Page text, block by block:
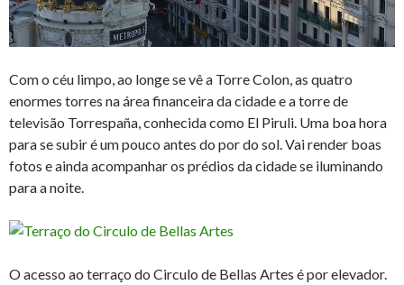
Com o céu limpo, ao longe se vê a Torre Colon, as quatro
enormes torres na área financeira da cidade e a torre de
televisão Torrespaña, conhecida como El Piruli. Uma boa hora
para se subir é um pouco antes do por do sol. Vai render boas
fotos e ainda acompanhar os prédios da cidade se iluminando
para a noite.
O acesso ao terraço do Circulo de Bellas Artes é por elevador.